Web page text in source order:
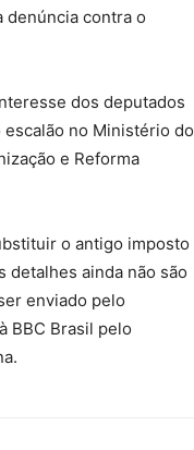
denúncia contra o
dos deputados
no Ministério do
e Reforma
o antigo imposto
detalhes ainda não são
enviado pelo
BBC Brasil pelo